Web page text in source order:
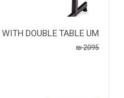
DOUBLE TABLE UM
29 15 P
2095
₪